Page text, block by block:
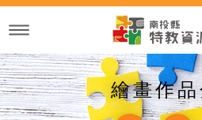
跳
主
內
容
繪畫作